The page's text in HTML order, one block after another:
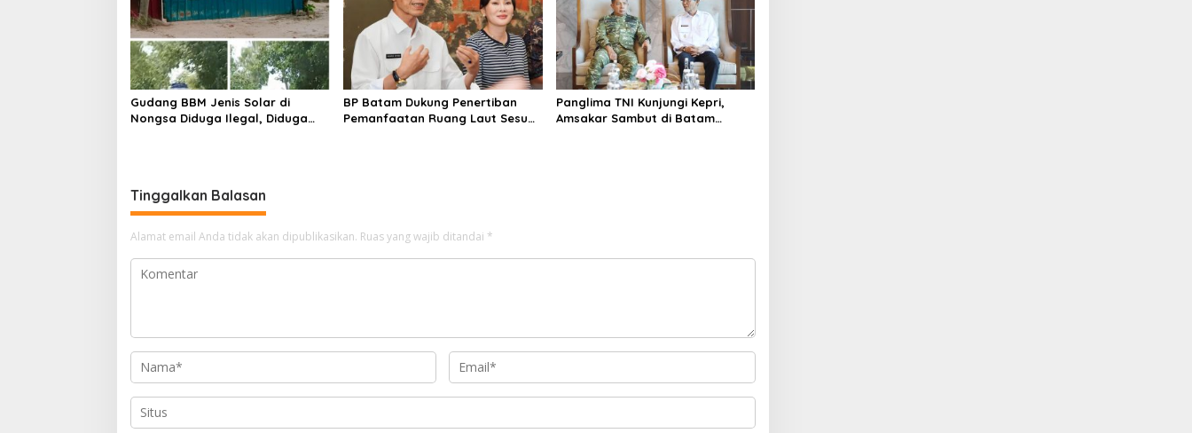
Gudang BBM Jenis Solar di
Nongsa Diduga Ilegal, Diduga
BP Batam Dukung Penertiban
Pemanfaatan Ruang Laut Sesuai
Panglima TNI Kunjungi Kepri,
Amsakar Sambut di Batam
Tinggalkan Balasan
Alamat email Anda tidak akan dipublikasikan. Ruas yang wajib ditandai *